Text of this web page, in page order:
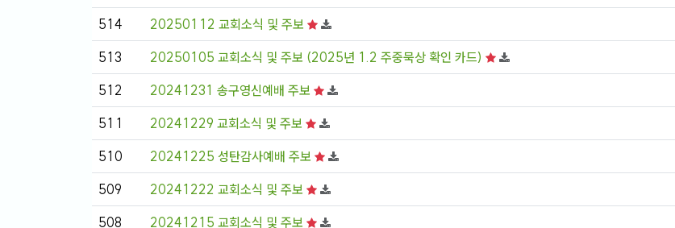
514 20250112 교회소식 및 주보
513 20250105 교회소식 및 주보 (2025년 1.2 주중묵상 확인 카드)
512 20241231 송구영신예배 주보
511 20241229 교회소식 및 주보
510 20241225 성탄감사예배 주보
509 20241222 교회소식 및 주보
508 20241215 교회소식 및 주보